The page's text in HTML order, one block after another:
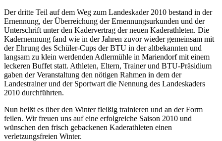
Der dritte Teil auf dem Weg zum Landeskader 2010 bestand in der
Ernennung, der Überreichung der Ernennungsurkunden und der
Unterschrift unter den Kadervertrag der neuen Kaderathleten. Die
Kadernennung fand wie in der Jahren zuvor wieder gemeinsam mit
der Ehrung des Schüler-Cups der BTU in der altbekannten und
langsam zu klein werdenden Adlermühle in Mariendorf mit einem
leckeren Buffet statt. Athleten, Eltern, Trainer und BTU-Präsidium
gaben der Veranstaltung den nötigen Rahmen in dem der
Landestrainer und der Sportwart die Nennung des Landeskaders
2010 durchführten.
Nun heißt es über den Winter fleißig trainieren und an der Form
feilen. Wir freuen uns auf eine erfolgreiche Saison 2010 und
wünschen den frisch gebackenen Kaderathleten einen
verletzungsfreien Winter.